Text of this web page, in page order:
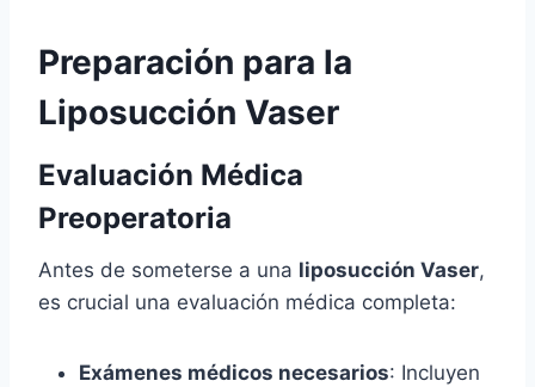
Preparación para la
Liposucción Vaser
Evaluación Médica
Preoperatoria
Antes de someterse a una liposucción Vaser,
es crucial una evaluación médica completa:
Exámenes médicos necesarios: Incluyen